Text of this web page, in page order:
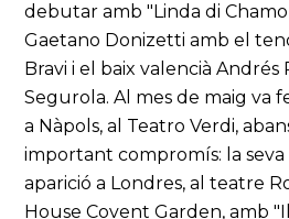
debutar amb "Linda di
Gaetano Donizetti amb el
Bravi i el baix valencià Andrés
Segurola. Al mes de maig va
a Nàpols, al Teatro Verdi,
important compromís: la seva
aparició a Londres, al teatre
House Covent Garden, amb